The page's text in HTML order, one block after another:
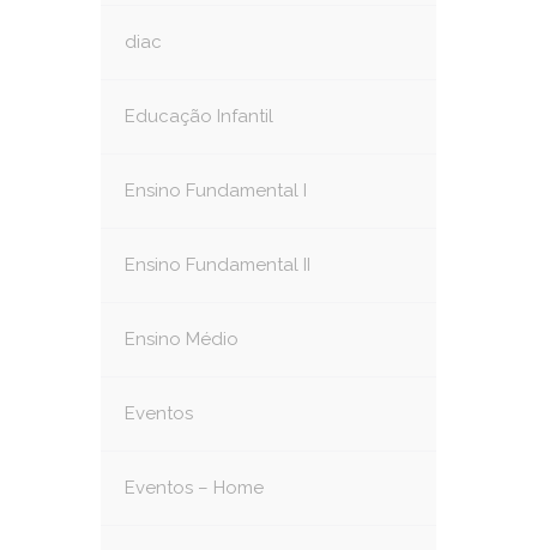
diac
Educação Infantil
Ensino Fundamental I
Ensino Fundamental II
Ensino Médio
Eventos
Eventos – Home